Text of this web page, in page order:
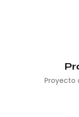
Proyecto